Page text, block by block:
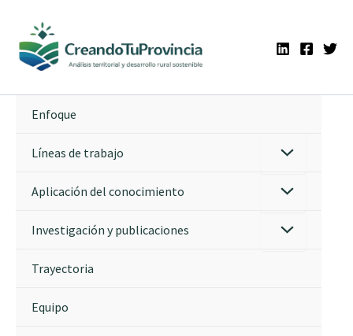
contenido
Enfoque
Líneas de trabajo
Aplicación del conocimiento
Investigación y publicaciones
Trayectoria
Equipo